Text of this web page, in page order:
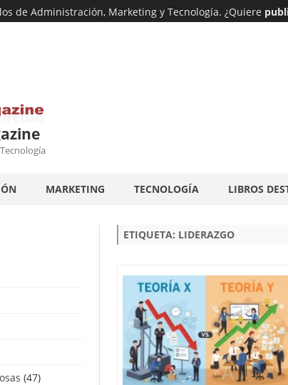
de Administración, Marketing y Tecnología. ¿Quiere
al
MARKETING TECNOLOGÍA LIBROS
ETIQUETA: LIDERAZGO
(47)